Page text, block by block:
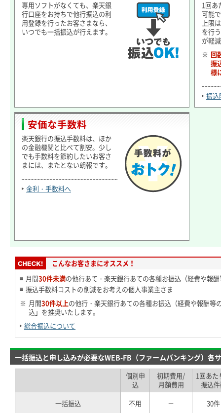
専用ソフトがなくても、楽天銀
行口座をお持ちで他行振込の利
用登録を行ったお客さまなら、
いつでも一括振込が行えます。
1回あ
可能
上限
を行
が軽
※ 回
振
様
振込
安価な手数料
楽天銀行の振込手数料は、ほか
の金融機関と比べて割安。少し
でも手数料を節約したいお客さ
まには、またとない朗報です。
金利・手数料へ
こんなお客さまにオススメ！
月間30件未満の他行あて・楽天銀行あての各種お振込（経費や報
振込手数料コストの削減をお考えの個人事業主さま
※ 月間30件以上の他行・楽天銀行あての各種お振込（経費や報酬等
込」を推奨いたします。
総合振込について
一括振込と申し込みが必要なWEB-FB（ファームバンキング）各
個別申
込
初期費用/
月額費用
1回あた
振込
一括振込
不用 － 30件